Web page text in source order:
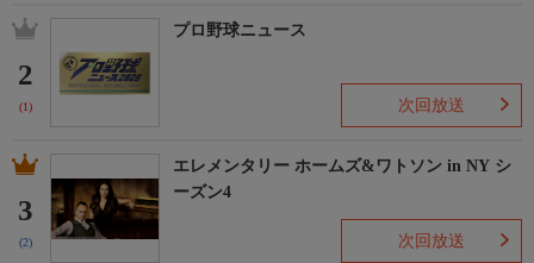
2
(1)
プロ野球ニュース
次回放送
3
(2)
エレメンタリー ホームズ&ワトソン in NY シ
ーズン4
次回放送